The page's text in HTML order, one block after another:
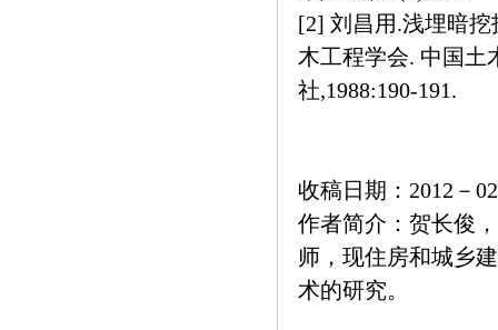
[2] 刘昌用.浅埋暗
木工程学会. 中国土
社,1988:190-191.
收稿日期：2012－
作者简介：贺长俊
师，现住房和城乡
术的研究。